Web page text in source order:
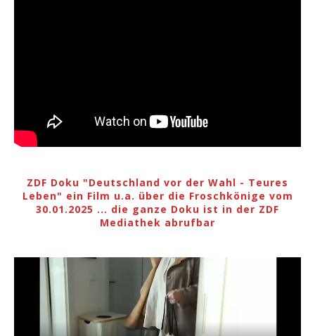
ZDF Doku "Deutschland vor der Wahl - Teures
Leben" ein Film u.a. über die Froschkönige vom
30.01.2025 ... die ganze Doku ist in der ZDF
Mediathek abrufbar